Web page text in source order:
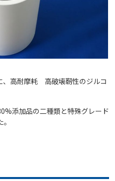
高耐摩耗 高破壊靭性のジルコ
添加品の二種類と特殊グレード